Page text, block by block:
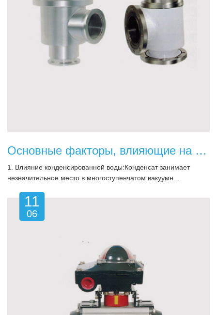
Основные факторы, влияющие на работу вакуумного насоса
1. Влияние конденсированной воды:Конденсат занимает
незначительное место в многоступенчатом вакуумн...
11
06